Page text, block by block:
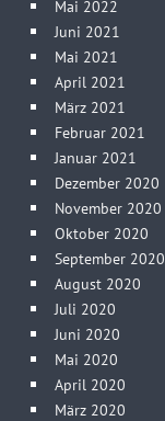
Mai 2022
Juni 2021
Mai 2021
April 2021
März 2021
Februar 2021
Januar 2021
Dezember 2020
November 2020
Oktober 2020
September 2020
August 2020
Juli 2020
Juni 2020
Mai 2020
April 2020
März 2020